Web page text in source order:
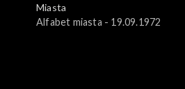
Miasta
Alfabet miasta - 19.09.1972